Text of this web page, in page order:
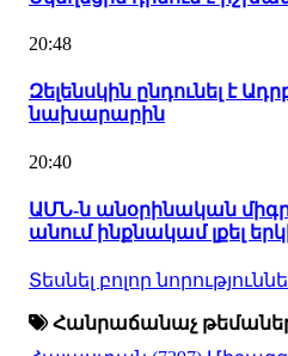
20:48
Զելենսկին ընդունել է
նախարարին
20:40
ԱՄՆ-ն անօրինական
անում ինքնակամ լքել
Տեսնել բոլոր
Հանրաճանաչ